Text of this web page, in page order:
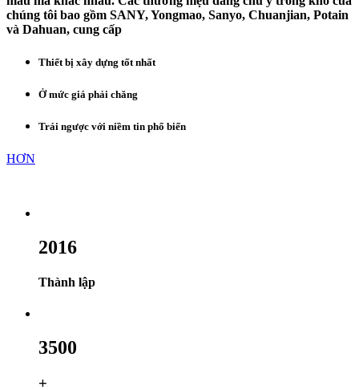
chúng tôi bao gồm SANY, Yongmao, Sanyo, Chuanjian, Potain
và Dahuan, cung cấp
Thiết bị xây dựng tốt nhất
Ở mức giá phải chăng
Trái ngược với niềm tin phổ biến
HƠN
2016
Thành lập
3500
+